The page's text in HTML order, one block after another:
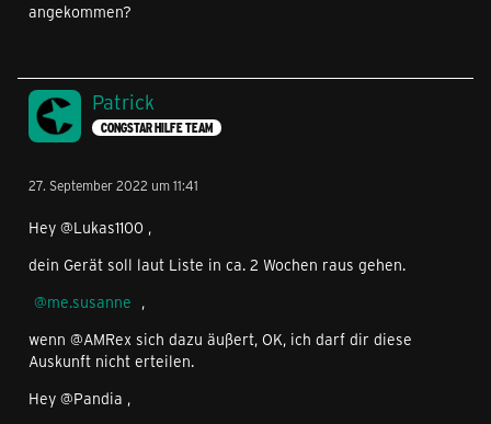
angekommen?
Patrick
CONGSTAR HILFE TEAM
27. September 2022 um 11:41
Hey @Lukas1100 ,
dein Gerät soll laut Liste in ca. 2 Wochen raus gehen.
me.susanne ,
wenn @AMRex sich dazu äußert, OK, ich darf dir diese
Auskunft nicht erteilen.
Hey @Pandia ,